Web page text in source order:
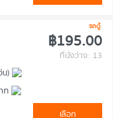
รถตู้
฿195.00
ที่นั่งว่าง: 13
น)
ท
เลือก